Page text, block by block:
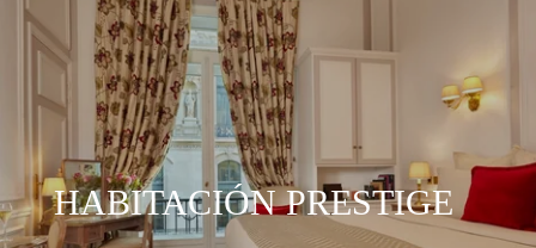
HABITACIÓN PRESTIGE